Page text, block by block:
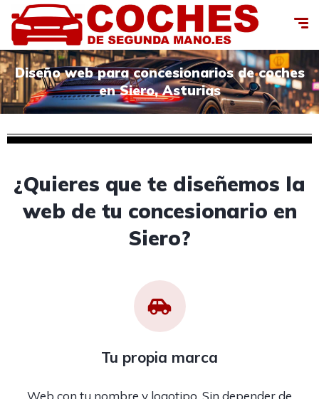
Diseño web para concesionarios de coches
en Siero, Asturias
¿Quieres que te diseñemos la
web de tu concesionario en
Siero?
Tu propia marca
Web con tu nombre y logotipo. Sin depender de